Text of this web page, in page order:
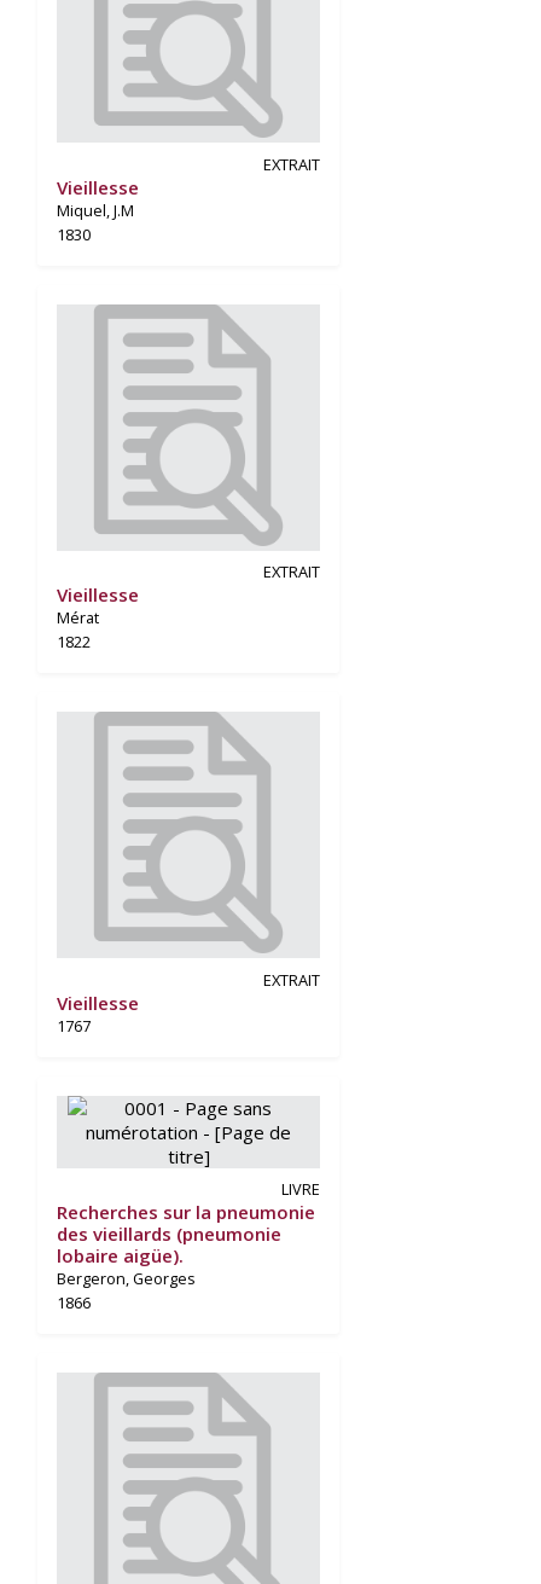
EXTRAIT
Vieillesse
Miquel, J.M
1830
EXTRAIT
Vieillesse
Mérat
1822
EXTRAIT
Vieillesse
1767
LIVRE
Recherches sur la pneumonie
des vieillards (pneumonie
lobaire aigüe).
Bergeron, Georges
1866